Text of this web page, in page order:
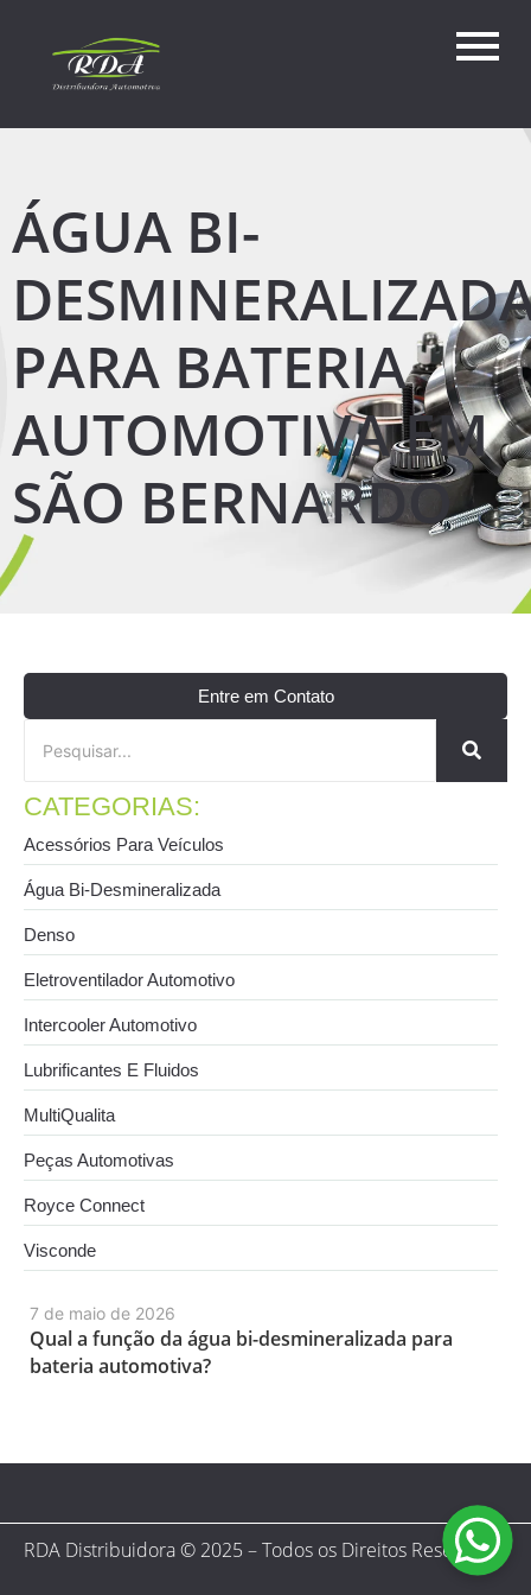
ÁGUA BI-
PARA BATERIA
AUTOMOTIVA EM
SÃO BERNARDO
7 de maio de 2026
Qual a função da água bi-desmineralizada para
bateria automotiva?
Entre em Contato
CATEGORIAS:
Acessórios Para Veículos
Água Bi-Desmineralizada
Denso
Eletroventilador Automotivo
Intercooler Automotivo
Lubrificantes E Fluidos
MultiQualita
Peças Automotivas
Royce Connect
Visconde
RDA Distribuidora © 2025 – Todos os Direitos Reservados